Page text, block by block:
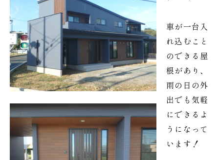
車が一台入
れ込むこと
のできる屋
根があり、
雨の日の外
出でも気軽
にできるよ
うになって
います！